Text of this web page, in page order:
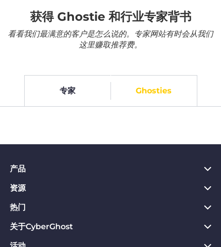
获得 Ghostie 和行业专家背书
看看我们最满意的客户是怎么说的。专家网站有时会从我们
这里赚取推荐费。
专家 Ghosties
产品
PC VPN应用
Chrome VPN应用
Mac VPN应用
Android VPN应用
资源
VPN是什么
Privacy Hub
隐私保护工具
热门
CyberGhost VPN评价
VPN免费试用
关于CyberGhost